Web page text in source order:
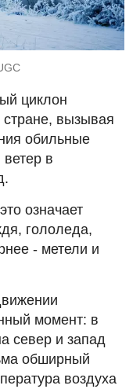
циклон
вызывая
обильные
в
означает
гололеда,
- метели и
момент: в
север и запад
обширный
воздуха